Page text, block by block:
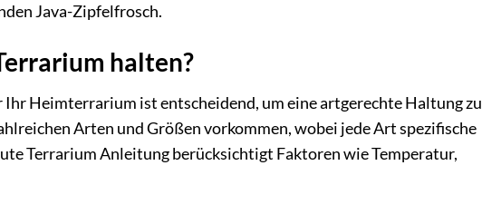
Java-Zipfelfrosch.
halten?
Heimterrarium ist entscheidend, um eine artgerechte Haltung zu
Arten und Größen vorkommen, wobei jede Art spezifische
Terrarium Anleitung berücksichtigt Faktoren wie Temperatur,